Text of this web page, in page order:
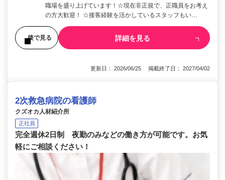
職場を盛り上げています！☆現在非正規で、正職員をお考え
の方大歓迎！ ☆接客経験を活かしているスタッフもい…
後で見る 詳細を見る
更新日： 2026/06/25 掲載終了日： 2027/04/02
2次救急病院の看護師
クズオカ人材紹介所
正社員
完全週休2日制 夜勤のみなどの働き方が可能です。お気
軽にご相談ください！